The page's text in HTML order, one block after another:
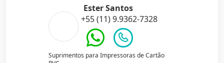
Ester Santos
+55 (11) 9.9362-7328
Suprimentos para Impressoras de Cartão